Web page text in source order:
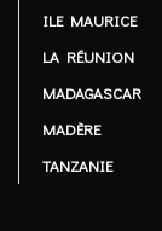
ILE MAURICE
LA RÉUNION
MADAGASCAR
MADÈRE
TANZANIE